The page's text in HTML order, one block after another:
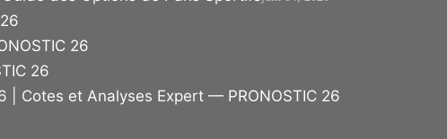
26
26
| Cotes et Analyses Expert — PRONOSTIC 26